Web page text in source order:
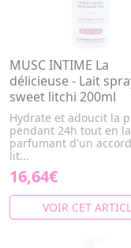
MUSC INTIME La
délicieuse - Lait
sweet litchi 200ml
Hydrate et adoucit la
pendant 24h tout en la
parfumant d'un
lit...
16,64€
VOIR CET